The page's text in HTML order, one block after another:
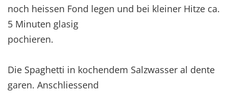
noch heissen Fond legen und bei kleiner Hitze ca.
5 Minuten glasig
pochieren.
Die Spaghetti in kochendem Salzwasser al dente
garen. Anschliessend